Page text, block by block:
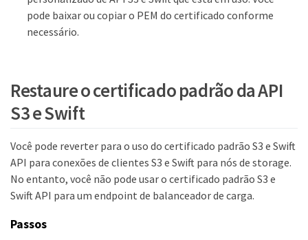
pode baixar ou copiar o PEM do certificado conforme
necessário.
Restaure o certificado padrão da API
S3 e Swift
Você pode reverter para o uso do certificado padrão S3 e Swift
API para conexões de clientes S3 e Swift para nós de storage.
No entanto, você não pode usar o certificado padrão S3 e
Swift API para um endpoint de balanceador de carga.
Passos